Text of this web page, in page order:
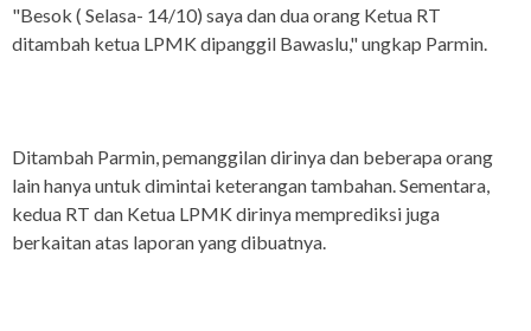
"Besok ( Selasa- 14/10) saya dan dua orang Ketua RT
ditambah ketua LPMK dipanggil Bawaslu," ungkap Parmin.
Ditambah Parmin, pemanggilan dirinya dan beberapa orang
lain hanya untuk dimintai keterangan tambahan. Sementara,
kedua RT dan Ketua LPMK dirinya memprediksi juga
berkaitan atas laporan yang dibuatnya.